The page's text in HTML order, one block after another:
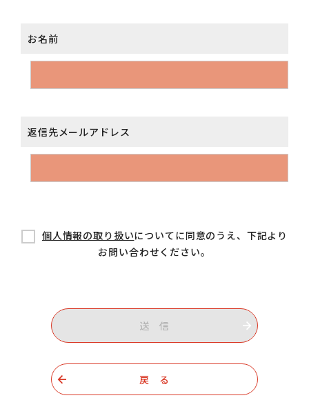
お名前
返信先メールアドレス
個人情報の取り扱いについてに同意のうえ、下記より
お問い合わせください。
送 信
戻 る